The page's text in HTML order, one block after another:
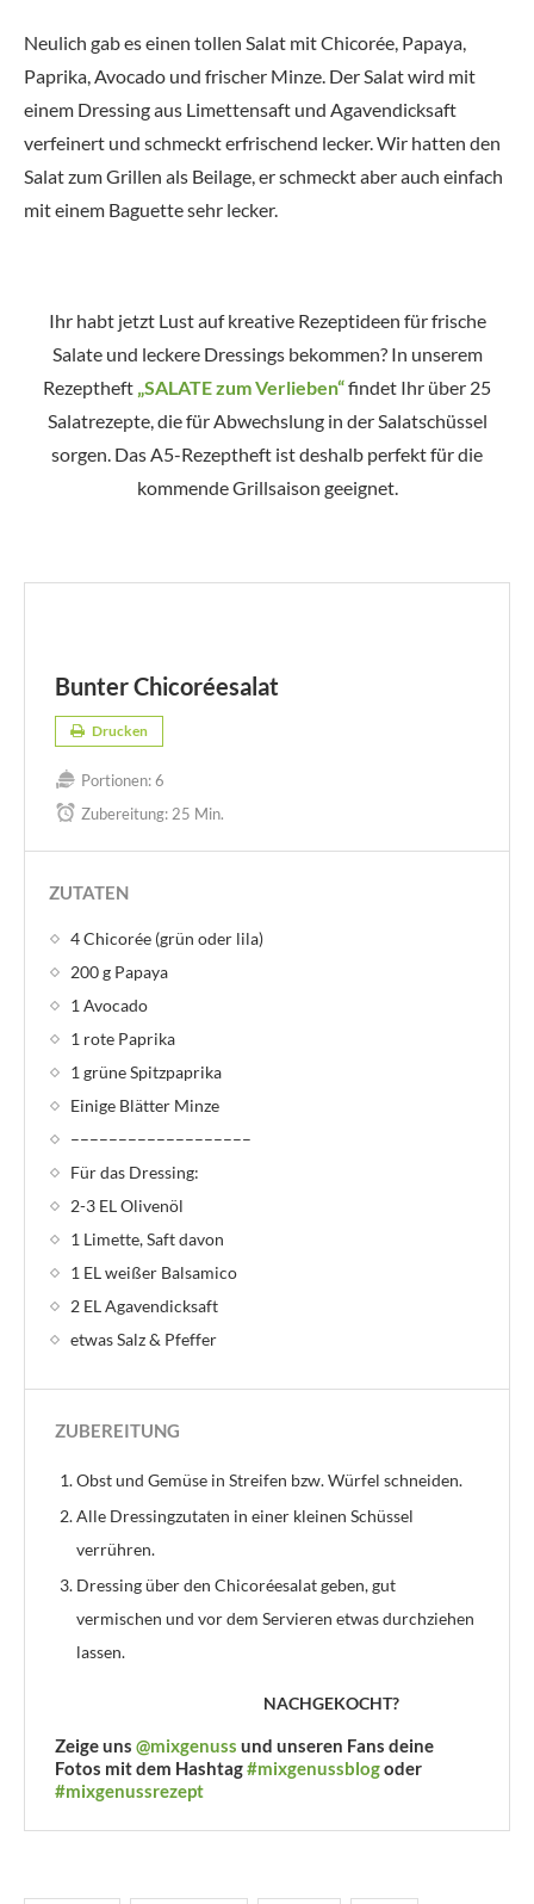
Neulich gab es einen tollen Salat mit Chicorée, Papaya,
Paprika, Avocado und frischer Minze. Der Salat wird mit
einem Dressing aus Limettensaft und Agavendicksaft
verfeinert und schmeckt erfrischend lecker. Wir hatten den
Salat zum Grillen als Beilage, er schmeckt aber auch einfach
mit einem Baguette sehr lecker.
Ihr habt jetzt Lust auf kreative Rezeptideen für frische
Salate und leckere Dressings bekommen? In unserem
Rezeptheft „SALATE zum Verlieben“findet Ihr über 25
Salatrezepte, die für Abwechslung in der Salatschüssel
sorgen. Das A5-Rezeptheft ist deshalb perfekt für die
kommende Grillsaison geeignet.
Bunter Chicoréesalat
Drucken
Portionen:6
Zubereitung: 25 Min.
ZUTATEN
4 Chicorée (grün oder lila)
200 g Papaya
1 Avocado
1 rote Paprika
1 grüne Spitzpaprika
Einige Blätter Minze
–––––––––––––––––––
Für das Dressing:
2-3 EL Olivenöl
1 Limette, Saft davon
1 EL weißer Balsamico
2 EL Agavendicksaft
etwas Salz & Pfeffer
ZUBEREITUNG
Obst und Gemüse in Streifen bzw. Würfel schneiden.
Alle Dressingzutaten in einer kleinen Schüssel
verrühren.
Dressing über den Chicoréesalat geben, gut
vermischen und vor dem Servieren etwas durchziehen
lassen.
NACHGEKOCHT?
Zeige uns @mixgenuss und unseren Fans deine
Fotos mit dem Hashtag#mixgenussblogoder
#mixgenussrezept